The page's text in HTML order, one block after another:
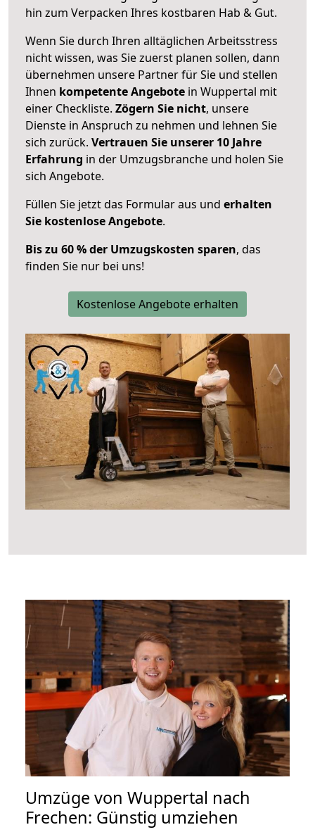
hin zum Verpacken Ihres kostbaren Hab & Gut.
Wenn Sie durch Ihren alltäglichen Arbeitsstress
nicht wissen, was Sie zuerst planen sollen, dann
übernehmen unsere Partner für Sie und stellen
Ihnen kompetente Angebote in Wuppertal mit
einer Checkliste. Zögern Sie nicht, unsere
Dienste in Anspruch zu nehmen und lehnen Sie
sich zurück. Vertrauen Sie unserer 10 Jahre
Erfahrung in der Umzugsbranche und holen Sie
sich Angebote.
Füllen Sie jetzt das Formular aus und erhalten
Sie kostenlose Angebote.
Bis zu 60 % der Umzugskosten sparen, das
finden Sie nur bei uns!
Kostenlose Angebote erhalten
Umzüge von Wuppertal nach
Frechen: Günstig umziehen